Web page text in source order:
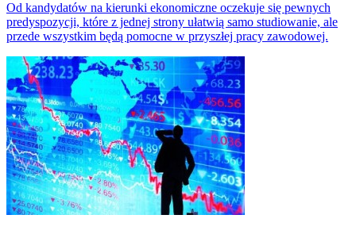
Od kandydatów na kierunki ekonomiczne oczekuje się pewnych
predyspozycji, które z jednej strony ułatwią samo studiowanie, ale
przede wszystkim będą pomocne w przyszłej pracy zawodowej.